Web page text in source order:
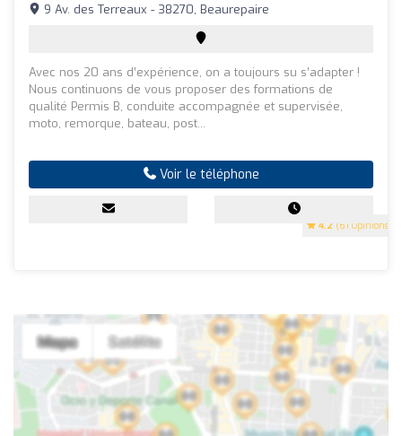
4.2 (61 Opinions)
9 Av. des Terreaux - 38270, Beaurepaire
Avec nos 20 ans d’expérience, on a toujours su s’adapter !
Nous continuons de vous proposer des formations de
qualité Permis B, conduite accompagnée et supervisée,
moto, remorque, bateau, post...
Voir le téléphone